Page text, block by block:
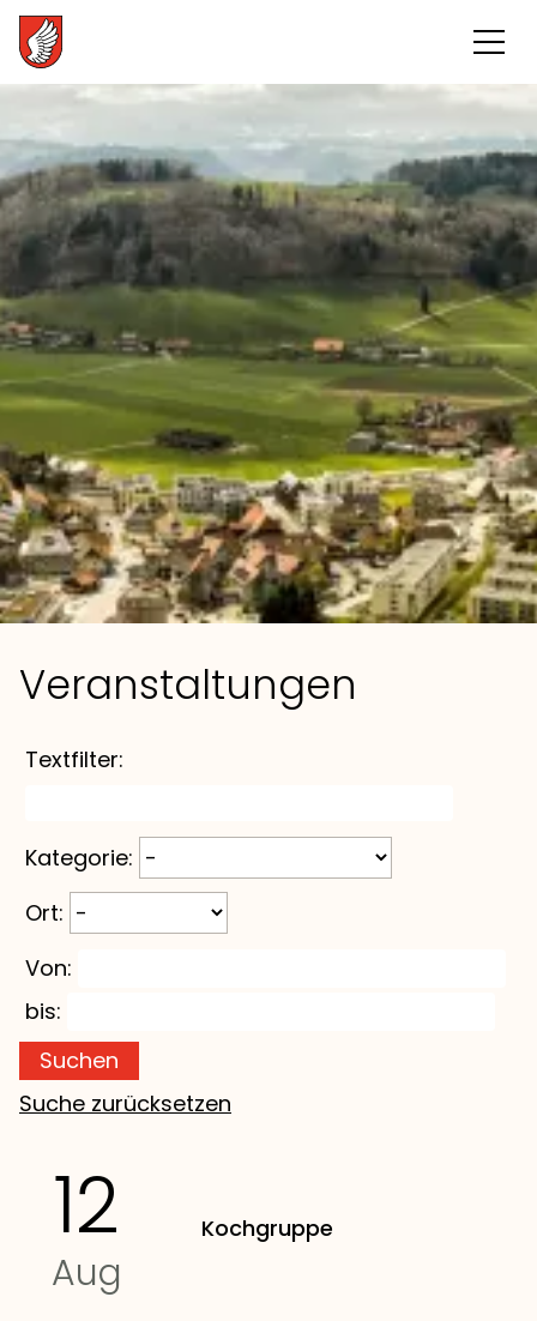
Veranstaltungen
Textfilter:
Kategorie:
Ort:
Von:
bis:
Suchen
Suche zurücksetzen
12
Aug
Kochgruppe